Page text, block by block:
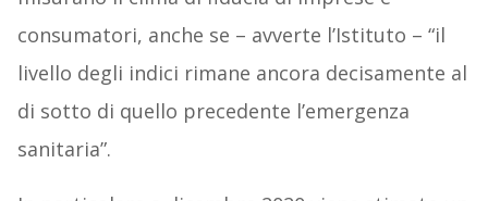
consumatori, anche se – avverte l’Istituto – “il
livello degli indici rimane ancora decisamente al
di sotto di quello precedente l’emergenza
sanitaria”.